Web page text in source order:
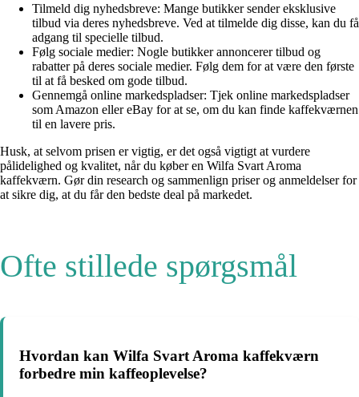
Tilmeld dig nyhedsbreve: Mange butikker sender eksklusive
tilbud via deres nyhedsbreve. Ved at tilmelde dig disse, kan du få
adgang til specielle tilbud.
Følg sociale medier: Nogle butikker annoncerer tilbud og
rabatter på deres sociale medier. Følg dem for at være den første
til at få besked om gode tilbud.
Gennemgå online markedspladser: Tjek online markedspladser
som Amazon eller eBay for at se, om du kan finde kaffekværnen
til en lavere pris.
Husk, at selvom prisen er vigtig, er det også vigtigt at vurdere
pålidelighed og kvalitet, når du køber en Wilfa Svart Aroma
kaffekværn. Gør din research og sammenlign priser og anmeldelser for
at sikre dig, at du får den bedste deal på markedet.
Ofte stillede spørgsmål
Hvordan kan Wilfa Svart Aroma kaffekværn
forbedre min kaffeoplevelse?